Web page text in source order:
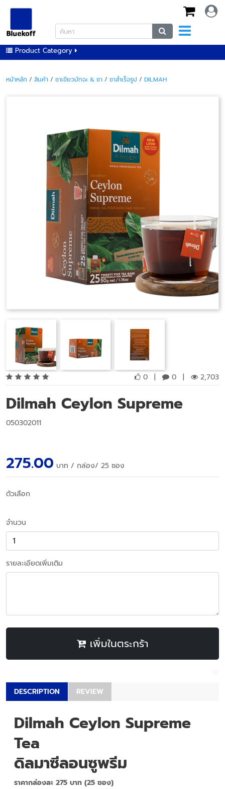
Product Category
หน้าหลัก / สินค้า / ชาเขียวมัทฉะ & ชา / ชาสำเร็จรูป / DILMAH
0 | 0 | 2,703
Dilmah Ceylon Supreme
050302011
275.00 บาท / กล่อง/ 25 ซอง
ตัวเลือก
จำนวน
รายละเอียดเพิ่มเติม
เพิ่มในตระกร้า
DESCRIPTION REVIEW
Dilmah Ceylon Supreme
Tea
ดิลมาซีลอนซูพรีม
ราคากล่องละ 275 บาท (25 ซอง)